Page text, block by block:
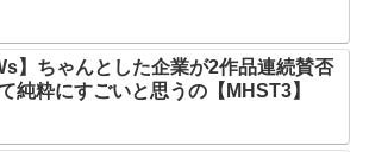
】ちゃんとした企業が2作品連続賛否
純粋にすごいと思うの【MHST3】